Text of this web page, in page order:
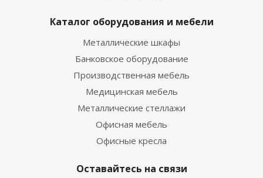
Каталог оборудования и мебели
Металлические шкафы
Банковское оборудование
Производственная мебель
Медицинская мебель
Металлические стеллажи
Офисная мебель
Офисные кресла
Оставайтесь на связи